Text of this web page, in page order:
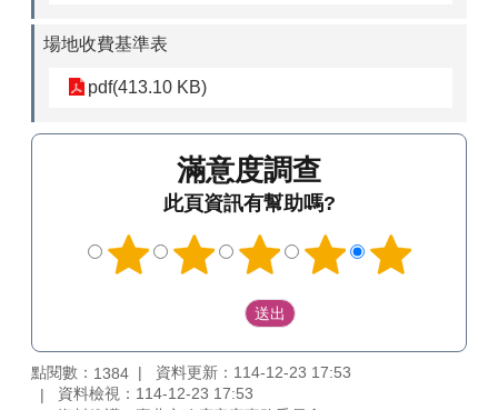
場地收費基準表
pdf(413.10 KB)
滿意度調查
此頁資訊有幫助嗎?
點閱數： 1384
資料更新：114-12-23 17:53
資料檢視：114-12-23 17:53